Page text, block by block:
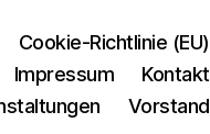
Cookie-Richtlinie (EU)
Impressum
Kontakt
Vorstand